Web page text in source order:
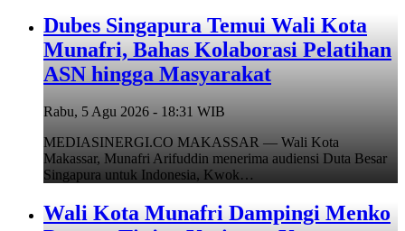
Dubes Singapura Temui Wali Kota
Munafri, Bahas Kolaborasi Pelatihan
ASN hingga Masyarakat
Rabu, 5 Agu 2026 - 18:31 WIB
MEDIASINERGI.CO MAKASSAR — Wali Kota
Makassar, Munafri Arifuddin menerima audiensi Duta Besar
Singapura untuk Indonesia, Kwok…
Wali Kota Munafri Dampingi Menko